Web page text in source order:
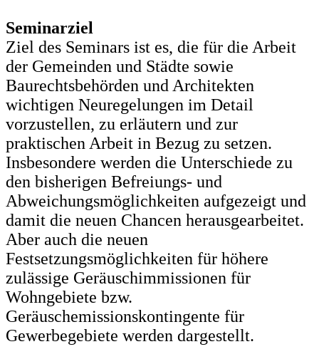
Seminarziel
Ziel des Seminars ist es, die für die Arbeit
der Gemeinden und Städte sowie
Baurechtsbehörden und Architekten
wichtigen Neuregelungen im Detail
vorzustellen, zu erläutern und zur
praktischen Arbeit in Bezug zu setzen.
Insbesondere werden die Unterschiede zu
den bisherigen Befreiungs- und
Abweichungsmöglichkeiten aufgezeigt und
damit die neuen Chancen herausgearbeitet.
Aber auch die neuen
Festsetzungsmöglichkeiten für höhere
zulässige Geräuschimmissionen für
Wohngebiete bzw.
Geräuschemissionskontingente für
Gewerbegebiete werden dargestellt.